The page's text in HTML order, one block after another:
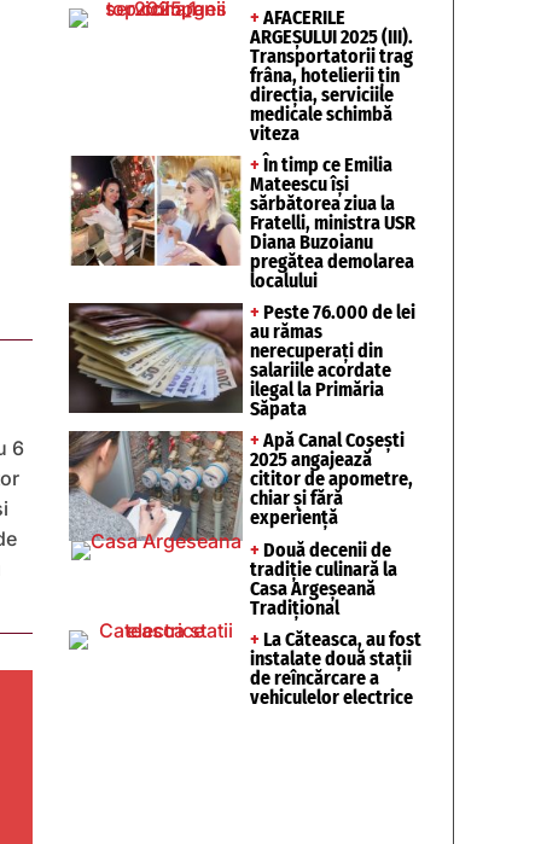
6
+ AFACERILE
ARGEȘULUI 2025 (III).
Transportatorii trag
frâna, hotelierii țin
direcția, serviciile
medicale schimbă
viteza
+ În timp ce Emilia
Mateescu își
sărbătorea ziua la
Fratelli, ministra USR
Diana Buzoianu
pregătea demolarea
localului
+ Peste 76.000 de lei
au rămas
nerecuperați din
salariile acordate
ilegal la Primăria
Săpata
+ Apă Canal Coșești
2025 angajează
cititor de apometre,
chiar și fără
experiență
+ Două decenii de
tradiție culinară la
Casa Argeșeană
Tradițional
+ La Căteasca, au fost
instalate două stații
de reîncărcare a
vehiculelor electrice